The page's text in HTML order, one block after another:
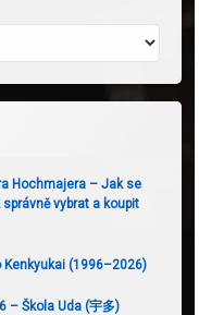
Hochmajera – Jak se
vybrat a koupit
(1996–2026)
– Škola Uda (宇多)